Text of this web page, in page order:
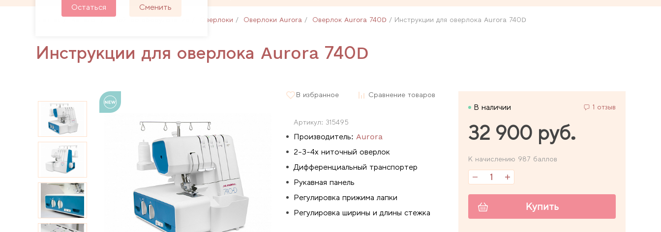
Остаться Сменить
Каталог Швейное оборудование Оверлоки Оверлоки Aurora Оверлок Aurora 740D Инструкции для оверлока Aurora 740D
Инструкции для оверлока Aurora 740D
В избранное Сравнение товаров
Артикул: 315495
Производитель: Aurora
2-3-4х ниточный оверлок
Дифференциальный транспортер
Рукавная панель
Регулировка прижима лапки
Регулировка ширины и длины стежка
В наличии 1 отзыв
32 900 руб.
К начислению 987 баллов
Купить